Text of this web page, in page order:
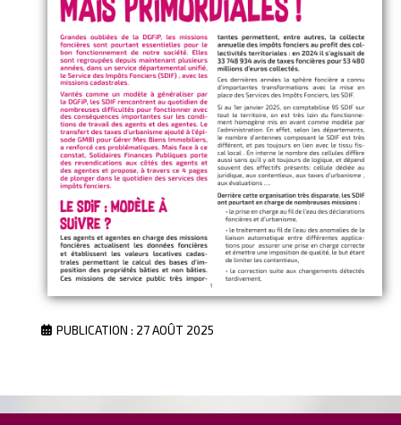
PUBLICATION : 27 AOÛT 2025